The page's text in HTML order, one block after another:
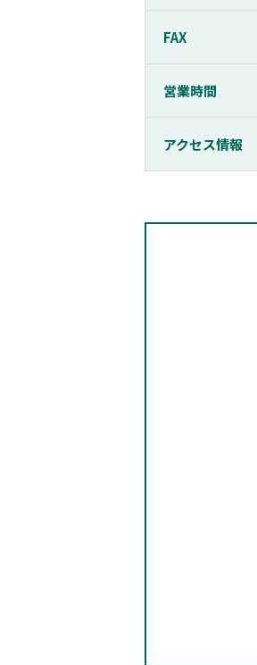
FAX
営業時間
アクセス情報